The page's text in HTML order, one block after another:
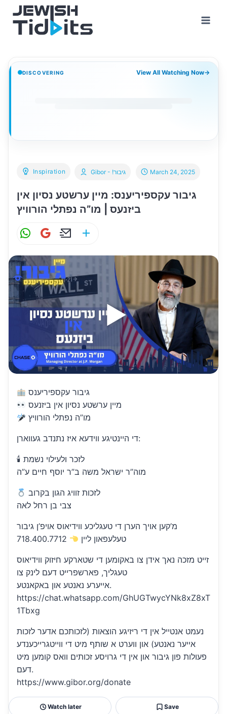
content
DISCOVERING View All Watching Now→
Inspiration
גיבור עקספיריענס: מיין ערשטע נסיון אין
ביזנעס | מו”ה נפתלי הורוויץ
Gibor - !גיבור March 24, 2025
W
at
s
A
p
G
ai
l
E
ai
l
e
גיבור עקספיריענס
מיין ערשטע נסיון אין ביזנעס
מו”ה נפתלי הורוויץ
די היינטיגע ווידעא איז נתנדב געווארן:
🕯 לזכר ולעילוי נשמת
מוה”ר ישראל משה ב”ר יוסף חיים ע”ה
לזכות זוויג הגון בקרוב
צבי בן רחל לאה
מ’קען אויך הערן די טעגליכע ווידיאוס אויפ’ן גיבור
טעלעפאון ליין
זייט מזכה נאך אידן צו באקומען די שטארקע חיזוק ווידיאוס
טעגליך, פארשפרייט דעם לינק צו
אייערע נאנטע און באקאנטע.
https://chat.whatsapp.com/GhUGTwycYNk8xZ8xT
1Tbxg
נעמט אנטייל אין די ריזיגע הוצאות (לזכותכם אדער לזכות
אייער נאנטע) און ווערט א שותף מיט די ווייטגרייכענדע
פעולות פון גיבור און אין די גרויסע זכותים וואס קומען מיט
דעם.
https://www.gibor.org/donate
Watch later Save